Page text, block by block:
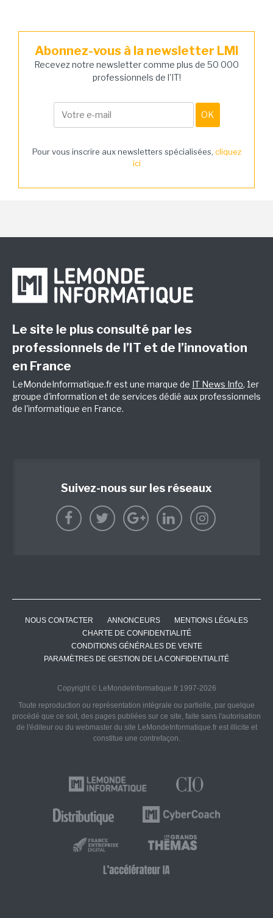
Abonnez-vous à la newsletter LMI
Recevez notre newsletter comme plus de 50 000
professionnels de l'IT!
Pour vous inscrire aux newsletters spécialisées, cliquez
ici
Le site le plus consulté par les
professionnels de l’IT et de l’innovation
en France
LeMondeInformatique.fr est une marque de IT News Info, 1er
groupe d'information et de services dédié aux professionnels
de l'informatique en France.
Suivez-nous sur les réseaux
NOUS CONTACTER ANNONCEURS
MENTIONS LÉGALES
CHARTE DE CONFIDENTIALITÉ
CONDITIONS GÉNÉRALES DE VENTE
PARAMÈTRES DE GESTION DE LA CONFIDENTIALITÉ
Copyright © LeMondeInformatique.fr 1997-2026
Toute reproduction ou représentation intégrale ou partielle, par quelque
procédé que ce soit, des pages publiées sur ce site, faite sans l'autorisation
de l'éditeur ou du webmaster du site LeMondeInformatique.fr est illicite et
constitue une contrefaçon.